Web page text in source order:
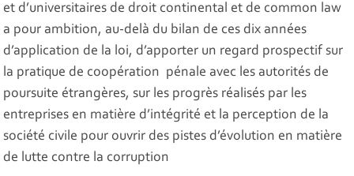
et d’universitaires de droit continental et de common law
a pour ambition, au-delà du bilan de ces dix années
d’application de la loi, d’apporter un regard prospectif sur
la pratique de coopération pénale avec les autorités de
poursuite étrangères, sur les progrès réalisés par les
entreprises en matière d’intégrité et la perception de la
société civile pour ouvrir des pistes d’évolution en matière
de lutte contre la corruption